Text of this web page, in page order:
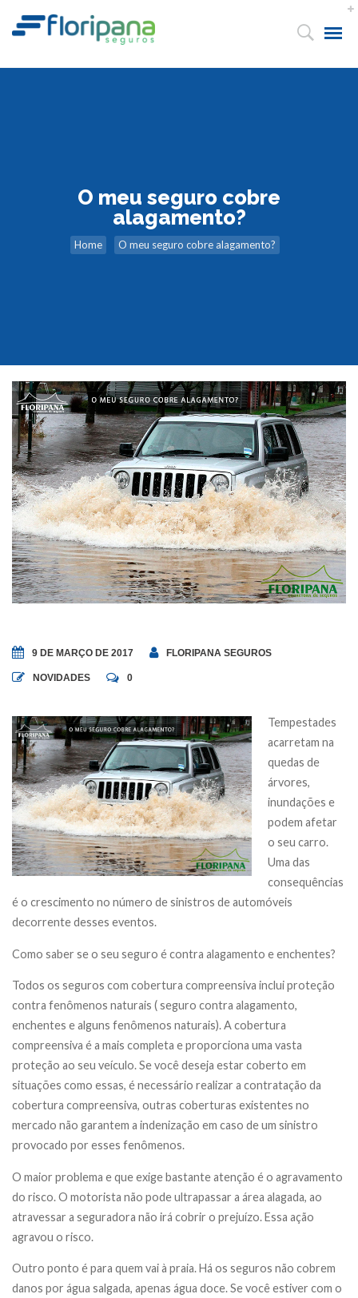
O meu seguro cobre
alagamento?
Home O meu seguro cobre alagamento?
9 DE MARÇO DE 2017 FLORIPANA SEGUROS
NOVIDADES 0
Tempestades
acarretam na
quedas de
árvores,
inundações e
podem afetar
o seu carro.
Uma das
consequências
é o crescimento no número de sinistros de automóveis
decorrente desses eventos.
Como saber se o seu seguro é contra alagamento e enchentes?
Todos os seguros com cobertura compreensiva inclui proteção
contra fenômenos naturais ( seguro contra alagamento,
enchentes e alguns fenômenos naturais). A cobertura
compreensiva é a mais completa e proporciona uma vasta
proteção ao seu veículo. Se você deseja estar coberto em
situações como essas, é necessário realizar a contratação da
cobertura compreensiva, outras coberturas existentes no
mercado não garantem a indenização em caso de um sinistro
provocado por esses fenômenos.
O maior problema e que exige bastante atenção é o agravamento
do risco. O motorista não pode ultrapassar a área alagada, ao
atravessar a seguradora não irá cobrir o prejuízo. Essa ação
agravou o risco.
Outro ponto é para quem vai à praia. Há os seguros não cobrem
danos por água salgada, apenas água doce. Se você estiver com o